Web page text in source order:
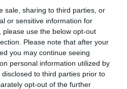
sale, sharing to third parties, or
or sensitive information for
use the below opt-out
Please note that after your
you may continue seeing
personal information utilized by
to third parties prior to
opt-out of the further
czynią człowieka
zagadnienie na
Moliera. W swojej
również